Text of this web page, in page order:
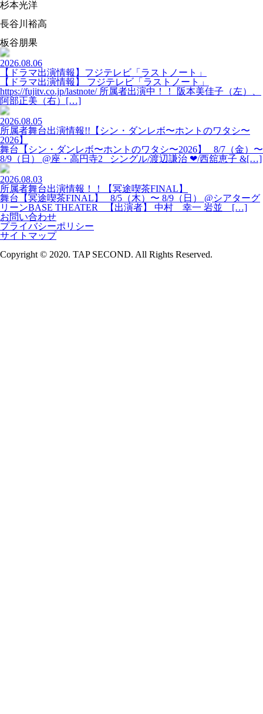
杉本光洋
長谷川裕高
板谷朋果
2026.08.06
【ドラマ出演情報】フジテレビ「ラストノート」
【ドラマ出演情報】 フジテレビ「ラストノート」
https://fujitv.co.jp/lastnote/ 所属者出演中！！ 阪本美佳子（左）、
阿部正美（右）[…]
2026.08.05
所属者舞台出演情報!!【シン・ダンレボ〜ホントのワタシ〜
2026】
舞台【シン・ダンレボ〜ホントのワタシ〜2026】 8/7（金）〜
8/9（日） @座・高円寺2 シングル/渡辺謙治 ❤︎/西舘恵子 &[…]
2026.08.03
所属者舞台出演情報！！【冥途喫茶FINAL】
舞台【冥途喫茶FINAL】 8/5（木）〜 8/9（日） @シアターグ
リーンBASE THEATER 【出演者】 中村 幸一 岩並 […]
お問い合わせ
プライバシーポリシー
サイトマップ
Copyright © 2020. TAP SECOND. All Rights Reserved.